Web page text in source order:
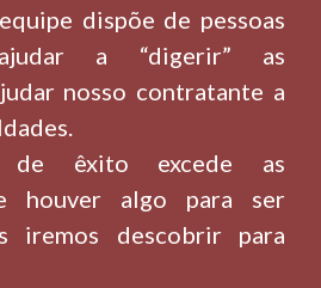
dispõe de pessoas
a “digerir” as
nosso contratante a
de êxito excede as
houver algo para ser
iremos descobrir para